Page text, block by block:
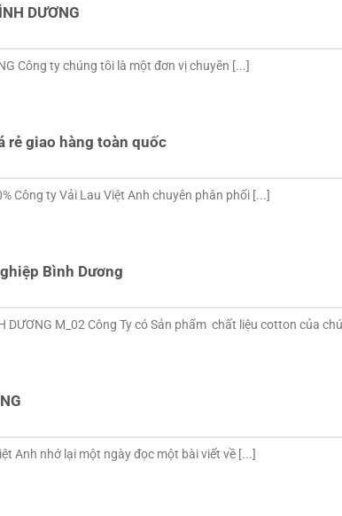
DƯƠNG
Công ty chúng tôi là một đơn vị chuyên [...]
rẻ giao hàng toàn quốc
Công ty Vải Lau Việt Anh chuyên phân phối [...]
Bình Dương
DƯƠNG M_02 Công Ty có Sản phẩm chất liệu cotton của
Anh nhớ lại một ngày đọc một bài viết về [...]